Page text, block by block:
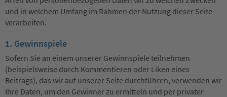
und in welchem Umfang im Rahmen der Nutzung dieser Seite
verarbeiten.
1. Gewinnspiele
Sofern Sie an einem unserer Gewinnspiele teilnehmen
(beispielsweise durch Kommentieren oder Liken eines
Beitrags), das wir auf unserer Seite durchführen, verwenden wir
Ihre Daten, um den Gewinner zu ermitteln und per privater